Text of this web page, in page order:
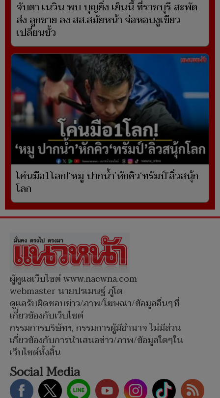
จับตา เนวิน พบ บุญยิ่ง เย็นนี้ ที่ราชบุรี สะพัด
ส่ง ลูกชาย ลง สส.สมัยหน้า จ่อหอบงูเขียว
เปลี่ยนขั้ว
โค่นมือ1โลก!‘หมู ปากน้ำ’หักคิว‘ทรัมป์’ลิ่วสนุ้ก
โลก
ผู้ดูแลเว็บไซต์ www.naewna.com
webmaster นายปรเมษฐ์ ภู่โต
ดูแลรับผิดชอบข่าว/ภาพ/โฆษณา/ข้อมูลอื่นๆที่
เกี่ยวข้องกับเว็บไซต์
กรรมการบริษัทฯ, กรรมการผู้มีอำนาจ ไม่มีส่วน
เกี่ยวข้องกับการนำเสนอข่าว/ภาพ/ข้อมูลใดๆใน
เว็บไซต์ทั้งสิ้น
Social Media